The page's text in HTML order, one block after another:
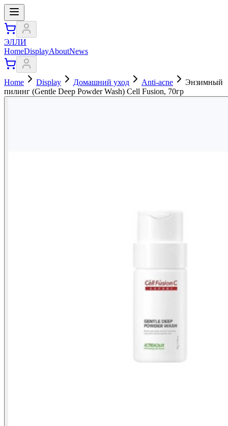
ЭЛЛИ
HomeDisplayAboutNews
Home Display Домашний уход Anti-acne
Энзимный
пилинг (Gentle Deep Powder Wash) Cell Fusion, 70гр